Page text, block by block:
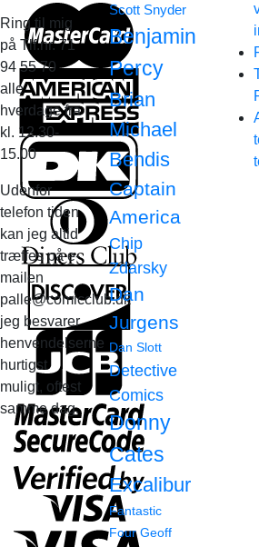
Ring til mig
på Tlf.nr. 71
94 55 70
alle
hverdage fra
kl. 12.30-
15.00
Udenfor
telefon tiden
kan jeg altid
træffes på e-
mailen
palle@comicclub.dk
jeg besvarer
henvendelserne
hurtigst
muligt, oftest
samme dag.
Scott Snyder
Benjamin
Percy
Brian
Michael
Bendis
Captain
America
Chip
Zdarsky
Dan
Jurgens
Dan Slott
Detective
Comics
Donny
Cates
Excalibur
Fantastic
Four Geoff